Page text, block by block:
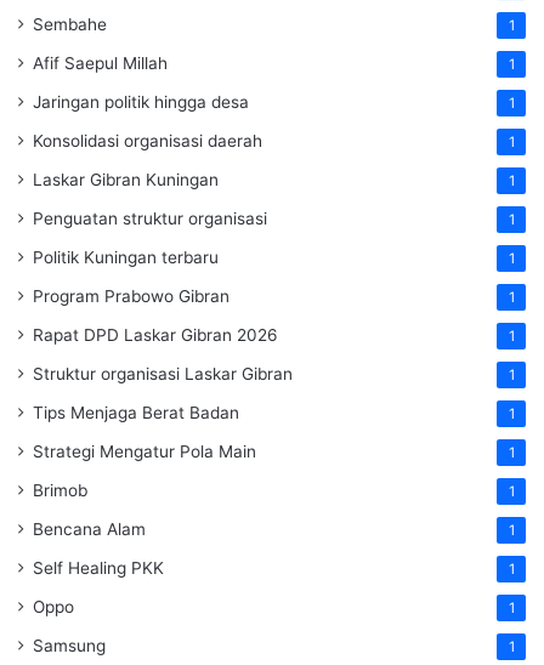
Sembahe 1
Afif Saepul Millah 1
Jaringan politik hingga desa 1
Konsolidasi organisasi daerah 1
Laskar Gibran Kuningan 1
Penguatan struktur organisasi 1
Politik Kuningan terbaru 1
Program Prabowo Gibran 1
Rapat DPD Laskar Gibran 2026 1
Struktur organisasi Laskar Gibran 1
Tips Menjaga Berat Badan 1
Strategi Mengatur Pola Main 1
Brimob 1
Bencana Alam 1
Self Healing PKK 1
Oppo 1
Samsung 1